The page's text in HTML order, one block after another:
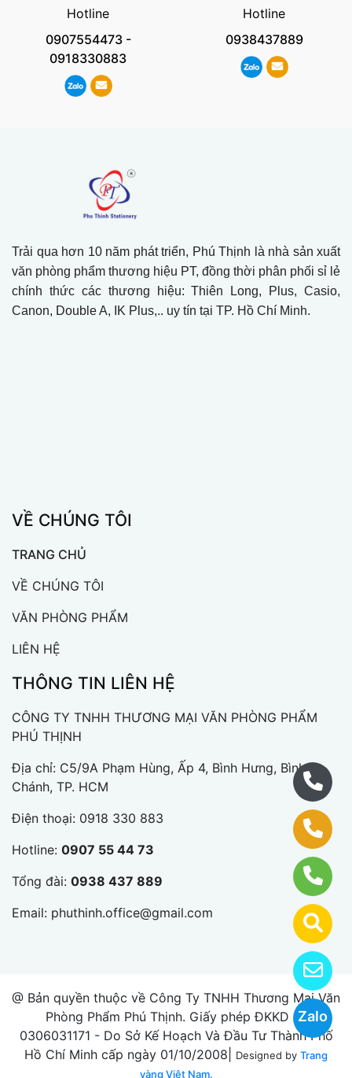
Zalo
Hotline
0907554473-
0918330883
Hotline
0938437889
Trải qua hơn 10 năm phát triển, Phú Thịnh là nhà sản xuất
văn phòng phẩm thương hiệu PT, đồng thời phân phối sỉ lẻ
chính thức các thương hiệu: Thiên Long, Plus, Casio,
Canon, Double A, IK Plus,.. uy tín tại TP. Hồ Chí Minh.
VỀ CHÚNG TÔI
TRANG CHỦ
VỀ CHÚNG TÔI
VĂN PHÒNG PHẨM
LIÊN HỆ
THÔNG TIN LIÊN HỆ
CÔNG TY TNHH THƯƠNG MẠI VĂN PHÒNG PHẨM
PHÚ THỊNH
Địa chỉ: C5/9A Phạm Hùng, Ấp 4, Bình Hưng, Bình
Chánh, TP. HCM
Điện thoại: 0918 330 883
Hotline: 0907 55 44 73
Tổng đài: 0938 437 889
Email: phuthinh.office@gmail.com
@ Bản quyền thuộc về Công Ty TNHH Thương Mại Văn
Phòng Phẩm Phú Thịnh. Giấy phép ĐKKD số
0306031171 - Do Sở Kế Hoạch Và Đầu Tư Thành Phố
Hồ Chí Minh cấp ngày 01/10/2008|
Designed by Trang
vàng Việt Nam.